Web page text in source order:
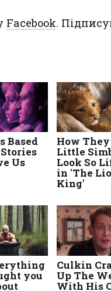
Facebook.